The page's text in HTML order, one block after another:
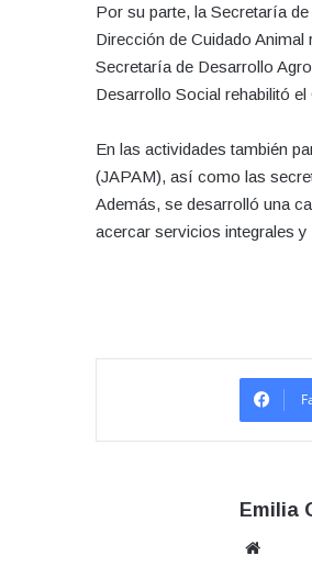
Por su parte, la Secretaría
Dirección de Cuidado
Secretaría de Desarrollo
Desarrollo Social rehabilitó
En las actividades también
(JAPAM), así como las
Además, se desarrolló una
acercar servicios integrales
Emilia